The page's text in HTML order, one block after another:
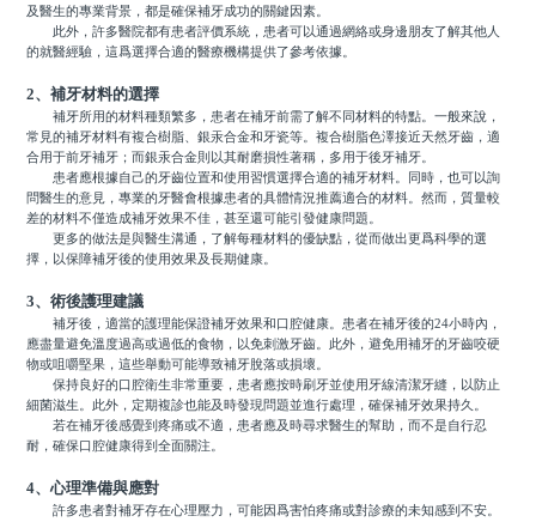
及醫生的專業背景，都是確保補牙成功的關鍵因素。
此外，許多醫院都有患者評價系統，患者可以通過網絡或身邊朋友了解其他人
的就醫經驗，這爲選擇合適的醫療機構提供了參考依據。
2、補牙材料的選擇
補牙所用的材料種類繁多，患者在補牙前需了解不同材料的特點。一般來說，
常見的補牙材料有複合樹脂、銀汞合金和牙瓷等。複合樹脂色澤接近天然牙齒，適
合用于前牙補牙；而銀汞合金則以其耐磨損性著稱，多用于後牙補牙。
患者應根據自己的牙齒位置和使用習慣選擇合適的補牙材料。同時，也可以詢
問醫生的意見，專業的牙醫會根據患者的具體情況推薦適合的材料。然而，質量較
差的材料不僅造成補牙效果不佳，甚至還可能引發健康問題。
更多的做法是與醫生溝通，了解每種材料的優缺點，從而做出更爲科學的選
擇，以保障補牙後的使用效果及長期健康。
3、術後護理建議
補牙後，適當的護理能保證補牙效果和口腔健康。患者在補牙後的24小時內，
應盡量避免溫度過高或過低的食物，以免刺激牙齒。此外，避免用補牙的牙齒咬硬
物或咀嚼堅果，這些舉動可能導致補牙脫落或損壞。
保持良好的口腔衛生非常重要，患者應按時刷牙並使用牙線清潔牙縫，以防止
細菌滋生。此外，定期複診也能及時發現問題並進行處理，確保補牙效果持久。
若在補牙後感覺到疼痛或不適，患者應及時尋求醫生的幫助，而不是自行忍
耐，確保口腔健康得到全面關注。
4、心理準備與應對
許多患者對補牙存在心理壓力，可能因爲害怕疼痛或對診療的未知感到不安。